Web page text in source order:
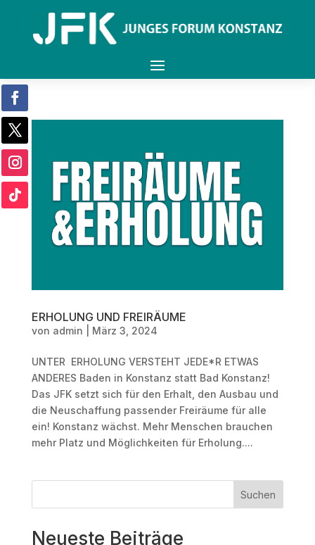
ERHOLUNG UND FREIRÄUME
von admin März 3, 2024
UNTER ERHOLUNG VERSTEHT JEDE*R ETWAS
ANDERES Baden in Konstanz statt Bad Konstanz!
Das JFK setzt sich für den Erhalt, den Ausbau und
die Neuschaffung passender Freiräume für alle
ein! Konstanz wächst. Mehr Menschen brauchen
mehr Platz und Möglichkeiten für Erholung....
Suchen
Neueste Beiträge